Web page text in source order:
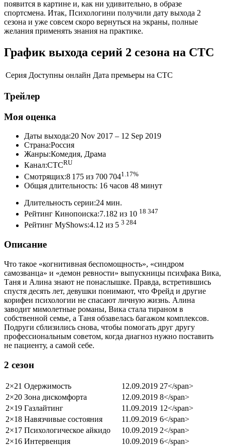
появится в картине и, как ни удивительно, в образе
спортсмена. Итак, Психологини получили дату выхода 2
сезона и уже совсем скоро вернуться на экраны, полные
желания применять знания на практике.
График выхода серий 2 сезона на СТС
Серия Доступны онлайн Дата премьеры на СТС
Трейлер
Моя оценка
Даты выхода:20 Nov 2017 – 12 Sep 2019
Страна:Россия
Жанры:Комедия, Драма
Канал:СТСRU
Смотрящих:8 175 из 700 7041.17%
Общая длительность: 16 часов 48 минут
Длительность серии:24 мин.
Рейтинг Кинопоиска:7.182 из 10 18 347
Рейтинг MyShows:4.12 из 5 3 284
Описание
Что такое «когнитивная беспомощность», «синдром
самозванца» и «демон ревности» выпускницы психфака Вика,
Таня и Алина знают не понаслышке. Правда, встретившись
спустя десять лет, девушки понимают, что Фрейд и другие
корифеи психологии не спасают личную жизнь. Алина
заводит мимолетные романы, Вика стала тираном в
собственной семье, а Таня обзавелась багажом комплексов.
Подруги сблизились снова, чтобы помогать друг другу
профессиональным советом, когда диагноз нужно поставить
не пациенту, а самой себе.
2 сезон
2×21 Одержимость 12.09.2019 27</span>
2×20 Зона дискомфорта 12.09.2019 8</span>
2×19 Газлайтинг 11.09.2019 12</span>
2×18 Навязчивые состояния 11.09.2019 6</span>
2×17 Психологическое айкидо 10.09.2019 2</span>
2×16 Интервенция 10.09.2019 6</span>